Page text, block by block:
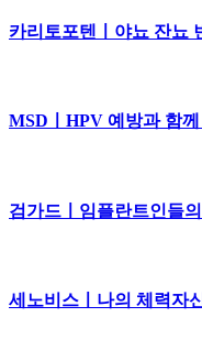
카리토포텐ㅣ야뇨 잔뇨
MSDㅣHPV 예방과 함
검가드ㅣ임플란트인들
세노비스ㅣ나의 체력자